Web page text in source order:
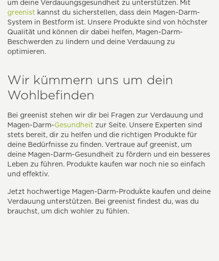
um deine Verdauungsgesundheit zu unterstützen. Mit
greenist kannst du sicherstellen, dass dein Magen-Darm-
System in Bestform ist. Unsere Produkte sind von höchster
Qualität und können dir dabei helfen, Magen-Darm-
Beschwerden zu lindern und deine Verdauung zu
optimieren.
Wir kümmern uns um dein
Wohlbefinden
Bei greenist stehen wir dir bei Fragen zur Verdauung und
Magen-Darm-Gesundheit zur Seite. Unsere Experten sind
stets bereit, dir zu helfen und die richtigen Produkte für
deine Bedürfnisse zu finden. Vertraue auf greenist, um
deine Magen-Darm-Gesundheit zu fördern und ein besseres
Leben zu führen. Produkte kaufen war noch nie so einfach
und effektiv.
Jetzt hochwertige Magen-Darm-Produkte kaufen und deine
Verdauung unterstützen. Bei greenist findest du, was du
brauchst, um dich wohler zu fühlen.